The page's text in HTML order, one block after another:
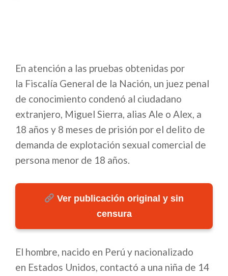
En atención a las pruebas obtenidas por
la Fiscalía General de la Nación, un juez penal
de conocimiento condenó al ciudadano
extranjero, Miguel Sierra, alias Ale o Alex, a
18 años y 8 meses de prisión por el delito de
demanda de explotación sexual comercial de
persona menor de 18 años.
Ver publicación original y sin
censura
El hombre, nacido en Perú y nacionalizado
en Estados Unidos, contactó a una niña de 14